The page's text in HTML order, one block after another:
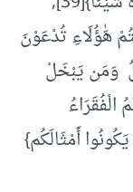
هَٰؤُلَاءِ تُدْعَوْنَ
وَمَن يَبْخَلْ
الْفُقَرَاءُ
أَمْثَالَكُم}